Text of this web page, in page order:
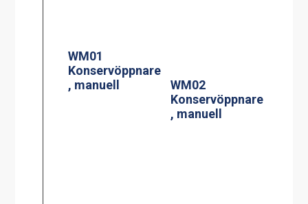
WM01
Konservöppnare
, manuell
WM02
Konservöppnare
, manuell